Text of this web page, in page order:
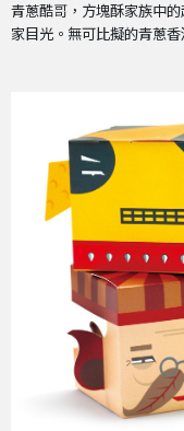
青蔥酷哥，方塊酥家族中
家目光。無可比擬的青蔥